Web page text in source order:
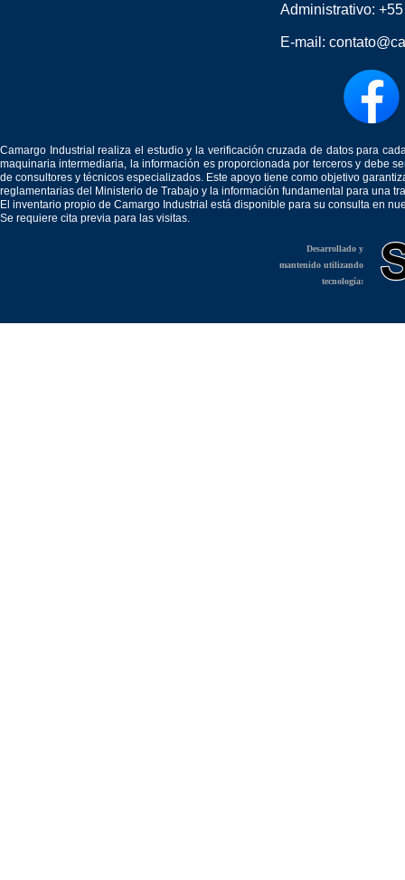
Administrativo:
E-mail:
Camargo Industrial realiza el estudio y la verificación cruzada de datos para
maquinaria intermediaria, la información es proporcionada por terceros y debe
de consultores y técnicos especializados. Este apoyo tiene como objetivo
reglamentarias del Ministerio de Trabajo y la información fundamental para una
El inventario propio de Camargo Industrial está disponible para su consulta en
Se requiere cita previa para las visitas.
Desarrollado y
mantenido utilizando
tecnología: